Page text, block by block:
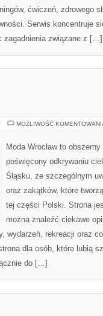
ćwiczeń, zdrowego
Serwis koncentruje
zagadnienia związane z […]
MOŻLIWOŚĆ
Moda Wrocław to
poświęcony odkrywaniu
Śląsku, ze szczególnym
oraz zakątków, które
tej części Polski. Strona
można znaleźć ciekawe
wydarzeń, rekreacji oraz
dla osób, które lubią
do […]